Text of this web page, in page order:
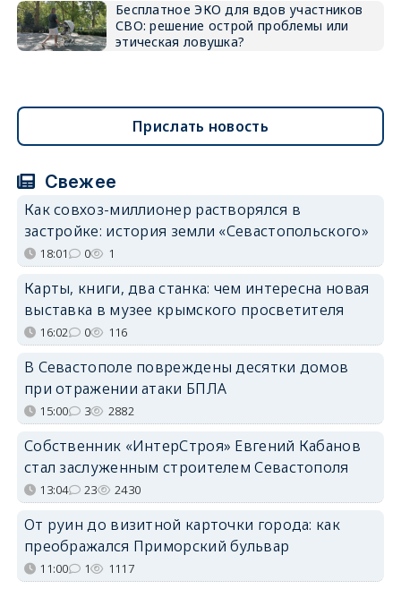
Бесплатное ЭКО для вдов участников
СВО: решение острой проблемы или
этическая ловушка?
Прислать новость
Свежее
Как совхоз-миллионер растворялся в
застройке: история земли «Севастопольского»
18:01 0 1
Карты, книги, два станка: чем интересна новая
выставка в музее крымского просветителя
16:02 0 116
В Севастополе повреждены десятки домов
при отражении атаки БПЛА
15:00 3 2882
Собственник «ИнтерСтроя» Евгений Кабанов
стал заслуженным строителем Севастополя
13:04 23 2430
От руин до визитной карточки города: как
преображался Приморский бульвар
11:00 1 1117